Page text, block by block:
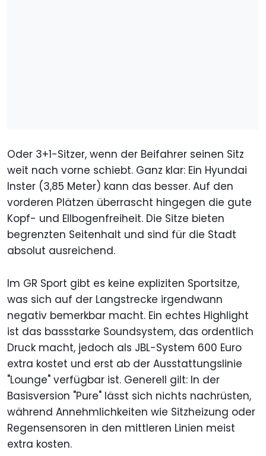
Oder 3+1-Sitzer, wenn der Beifahrer seinen Sitz
weit nach vorne schiebt. Ganz klar: Ein Hyundai
Inster (3,85 Meter) kann das besser. Auf den
vorderen Plätzen überrascht hingegen die gute
Kopf- und Ellbogenfreiheit. Die Sitze bieten
begrenzten Seitenhalt und sind für die Stadt
absolut ausreichend.
Im GR Sport gibt es keine expliziten Sportsitze,
was sich auf der Langstrecke irgendwann
negativ bemerkbar macht. Ein echtes Highlight
ist das bassstarke Soundsystem, das ordentlich
Druck macht, jedoch als JBL-System 600 Euro
extra kostet und erst ab der Ausstattungslinie
"Lounge" verfügbar ist. Generell gilt: In der
Basisversion "Pure" lässt sich nichts nachrüsten,
während Annehmlichkeiten wie Sitzheizung oder
Regensensoren in den mittleren Linien meist
extra kosten.